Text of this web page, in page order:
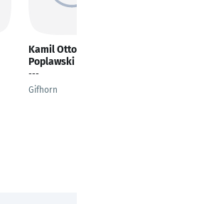
Kamil Otto Walter-
Poplawski
---
Gifhorn